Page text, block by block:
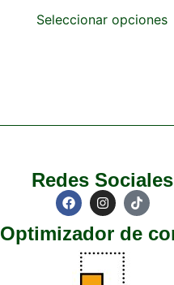
Seleccionar opciones
Redes Sociales
Optimizador de